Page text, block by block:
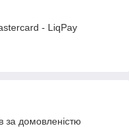
- LiqPay
за домовленістю